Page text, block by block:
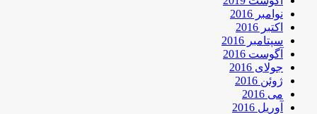
نوامبر 2016
اکتبر 2016
سپتامبر 2016
آگوست 2016
جولای 2016
ژوئن 2016
می 2016
آوریل 2016